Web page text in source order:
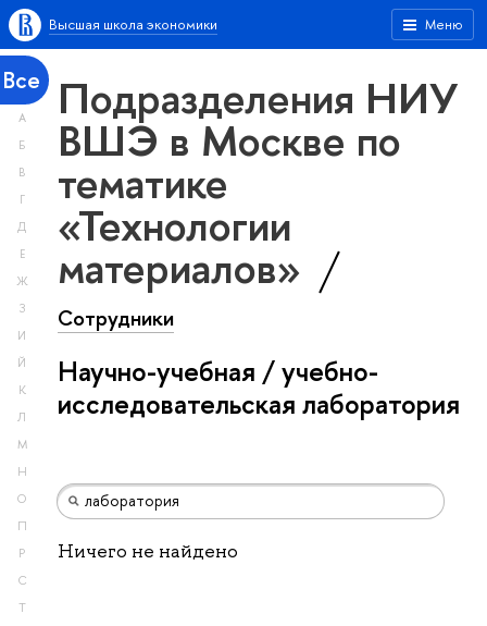
Меню
Высшая школа экономики
Все
А
Б
В
Г
Д
Е
Ж
З
И
Й
К
Л
М
Н
О
П
Р
С
Т
Подразделения НИУ
ВШЭ в Москве по
тематике
«Технологии
материалов»
Сотрудники
Научно-учебная / учебно-
исследовательская лаборатория
Ничего не найдено